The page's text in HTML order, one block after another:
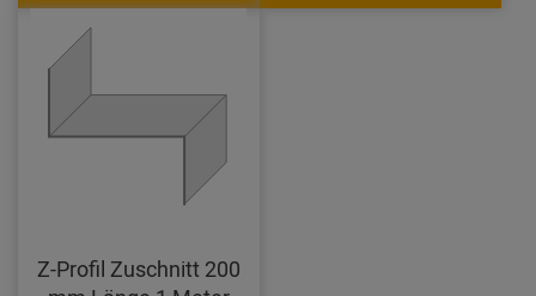
Z-Profil Zuschnitt 200